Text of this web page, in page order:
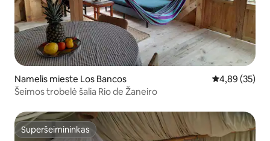
Namelis mieste Los Bancos Vidutinis
4,89 (35)
Šeimos trobelė šalia Rio de Žaneiro
Superšeimininkas
Superšeimininkas